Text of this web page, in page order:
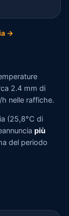
→
2.4 mm di
nelle raffiche.
(25,8°C di
più
del periodo